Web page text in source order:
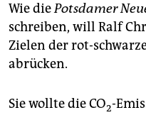
genossenschaft
epaper login
Wie diePotsdamer
schreiben, will Ralf
Zielen der rot-
abrücken.
Sie wollte die CO2-